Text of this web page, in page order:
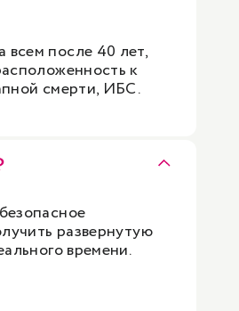
после 40 лет,
к
смерти, ИБС.
развернутую
времени.